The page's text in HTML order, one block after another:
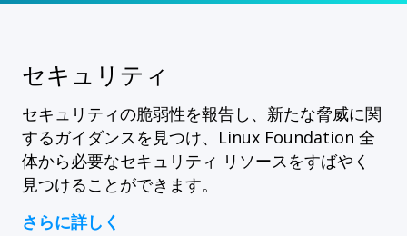
セキュリティ
セキュリティの脆弱性を報告し、新たな脅威に関
するガイダンスを見つけ、Linux Foundation 全
体から必要なセキュリティ リソースをすばやく
見つけることができます。
さらに詳しく